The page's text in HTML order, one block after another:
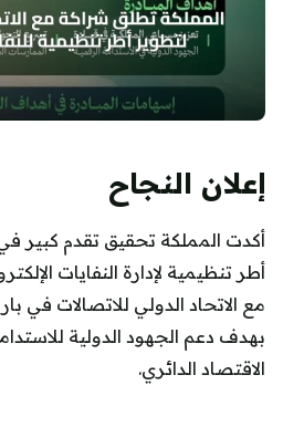
إعلان النجاح
أكدت المملكة تحقيق تقدم كبير في
أطر تنظيمية لإدارة النفايات
مع الاتحاد الدولي للاتصالات في
بهدف دعم الجهود الدولية
الاقتصاد الدائري.